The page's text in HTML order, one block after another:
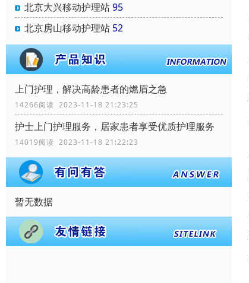
北京大兴移动护理站95
北京房山移动护理站 52
上门护理，解决高龄患者的燃眉之急
14266阅读 2023-11-18 21:23:25
护士上门护理服务，居家患者享受优质护理服务
14019阅读 2023-11-18 21:22:23
暂无数据